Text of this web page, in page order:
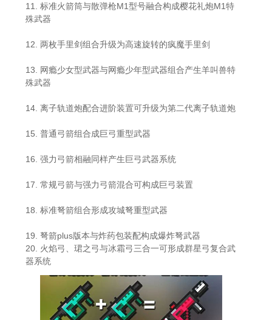
11. 标准火箭筒与散弹枪M1型号融合构成樱花礼炮M1特
殊武器
12. 两枚手里剑组合升级为高速旋转的疯魔手里剑
13. 网瘾少女型武器与网瘾少年型武器组合产生羊叫兽特
殊武器
14. 离子轨道炮配合进阶装置可升级为第二代离子轨道炮
15. 普通弓箭组合成巨弓重型武器
16. 强力弓箭相融同样产生巨弓武器系统
17. 常规弓箭与强力弓箭混合可构成巨弓装置
18. 标准弩箭组合形成攻城弩重型武器
19. 弩箭plus版本与炸药包装配构成爆炸弩武器
20. 火焰弓、珺之弓与冰霜弓三合一可形成群星弓复合武
器系统